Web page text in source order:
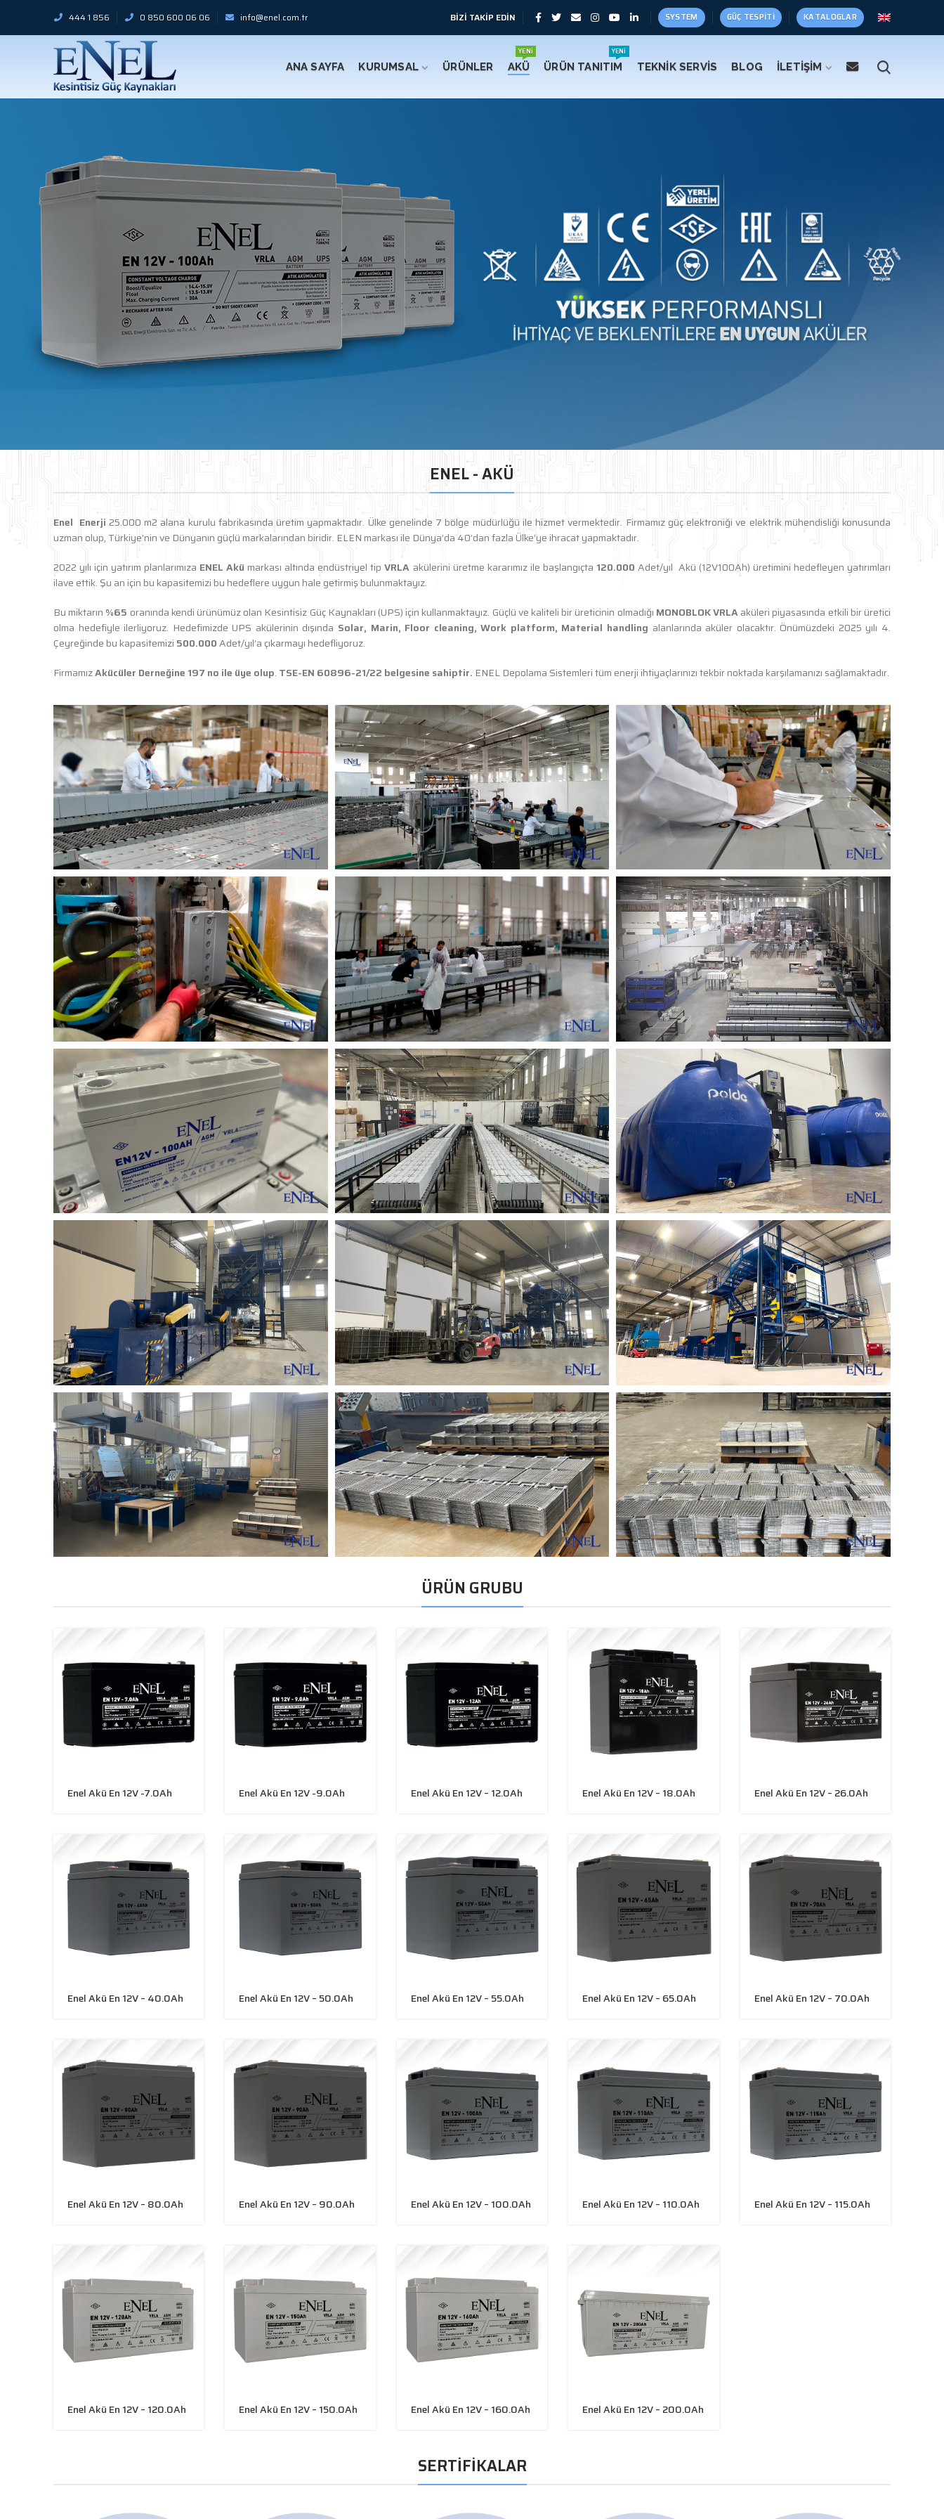
444 1 856 0 850 600 06 06 info@enel.com.tr BİZİ TAKİP EDİN SYSTEM GÜÇ TESPITI KATALOGLAR
ANA SAYFA KURUMSAL ÜRÜNLER AKÜ
YENI
ÜRÜN TANITIM
YENI
TEKNİK SERVİS BLOG İLETİŞİM
ENEL - AKÜ
Enel Enerji 25.000 m2 alana kurulu fabrikasında üretim yapmaktadır. Ülke genelinde 7 bölge müdürlüğü ile hizmet vermektedir. Firmamız güç elektroniği ve elektrik mühendisliği konusunda
uzman olup, Türkiye’nin ve Dünyanın güçlü markalarından biridir. ELEN markası ile Dünya’da 40’dan fazla Ülke’ye ihracat yapmaktadır.
2022 yılı için yatırım planlarımıza ENEL Akü markası altında endüstriyel tipVRLA akülerini üretme kararımız ile başlangıçta 120.000 Adet/yıl Akü (12V100Ah) üretimini hedefleyen yatırımları
ilave ettik. Şu an için bu kapasitemizi bu hedeflere uygun hale getirmiş bulunmaktayız.
Bu miktarın %65 oranında kendi ürünümüz olan Kesintisiz Güç Kaynakları (UPS) için kullanmaktayız. Güçlü ve kaliteli bir üreticinin olmadığı MONOBLOK VRLAaküleri piyasasında etkili bir üretici
olma hedefiyle ilerliyoruz. Hedefimizde UPS akülerinin dışında Solar, Marin, Floor cleaning, Work platform, Material handling alanlarında aküler olacaktır. Önümüzdeki 2025 yılı 4.
Çeyreğinde bu kapasitemizi 500.000Adet/yıl’a çıkarmayı hedefliyoruz.
FirmamızAkücüler Derneğine 197 no ile üye olup. TSE-EN 60896-21/22 belgesine sahiptir. ENEL Depolama Sistemleri tüm enerji ihtiyaçlarınızı tekbir noktada karşılamanızı sağlamaktadır.
ÜRÜN GRUBU
Enel Akü En 12V -7.0Ah Enel Akü En 12V -9.0Ah Enel Akü En 12V – 12.0Ah Enel Akü En 12V – 18.0Ah Enel Akü En 12V – 26.0Ah
Enel Akü En 12V – 40.0Ah Enel Akü En 12V – 50.0Ah Enel Akü En 12V – 55.0Ah Enel Akü En 12V – 65.0Ah Enel Akü En 12V – 70.0Ah
Enel Akü En 12V – 80.0Ah Enel Akü En 12V – 90.0Ah Enel Akü En 12V – 100.0Ah Enel Akü En 12V – 110.0Ah Enel Akü En 12V – 115.0Ah
Enel Akü En 12V – 120.0Ah Enel Akü En 12V – 150.0Ah Enel Akü En 12V – 160.0Ah Enel Akü En 12V – 200.0Ah
SERTİFİKALAR